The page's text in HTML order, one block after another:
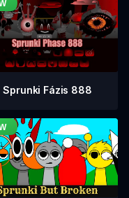
Sprunki Fázis 888